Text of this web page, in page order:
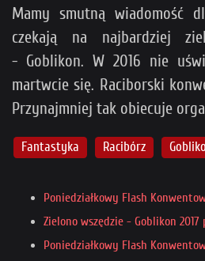
Mamy smutną wiadomość
czekają na najbardziej
- Goblikon. W 2016 nie
martwcie się. Raciborski
Przynajmniej tak obiecuje
Fantastyka Racibórz
Poniedziałkowy Flash
Zielono wszędzie - Goblikon
Poniedziałkowy Flash